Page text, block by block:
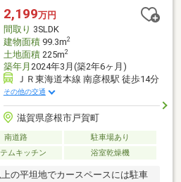
2,199万円
間取り 3SLDK
建物面積99.3m2
土地面積225m2
築年月 2024年3月(築2年6ヶ月)
ＪＲ東海道本線 南彦根駅 徒歩14分
その他の交通
滋賀県彦根市戸賀町
南道路
駐車場あり
ムキッチン 浴室乾燥機
の平坦地でカースペースには駐車